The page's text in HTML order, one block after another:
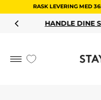
RASK LEVERING MED
HANDLE DINE